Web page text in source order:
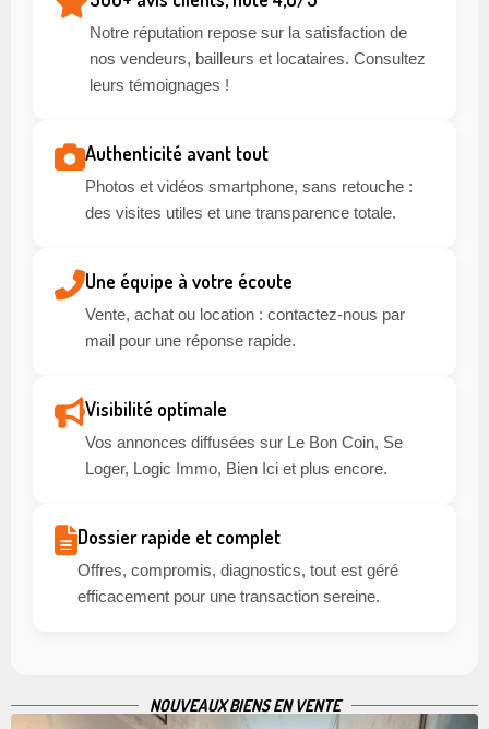
Notre réputation repose sur la satisfaction de
nos vendeurs, bailleurs et locataires. Consultez
leurs témoignages !
Authenticité avant tout
Photos et vidéos smartphone, sans retouche :
des visites utiles et une transparence totale.
Une équipe à votre écoute
Vente, achat ou location : contactez-nous par
mail pour une réponse rapide.
Visibilité optimale
Vos annonces diffusées sur Le Bon Coin, Se
Loger, Logic Immo, Bien Ici et plus encore.
Dossier rapide et complet
Offres, compromis, diagnostics, tout est géré
efficacement pour une transaction sereine.
NOUVEAUX BIENS EN VENTE